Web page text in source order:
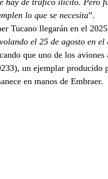
hay de tráfico ilícito. Pero
lo que se necesita”.
Tucano llegarán en el
el 25 de agosto en
que uno de los aviones
un ejemplar producido
en manos de Embraer.